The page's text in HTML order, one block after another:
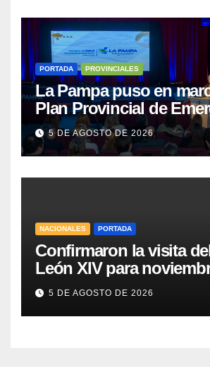
PORTADA PROVINCIALES
La Pampa puso en
Plan Provincial de
Salud Mental
5 DE AGOSTO DE 2026
NACIONALES PORTADA
Confirmaron la visita
León XIV para
Argentina
5 DE AGOSTO DE 2026